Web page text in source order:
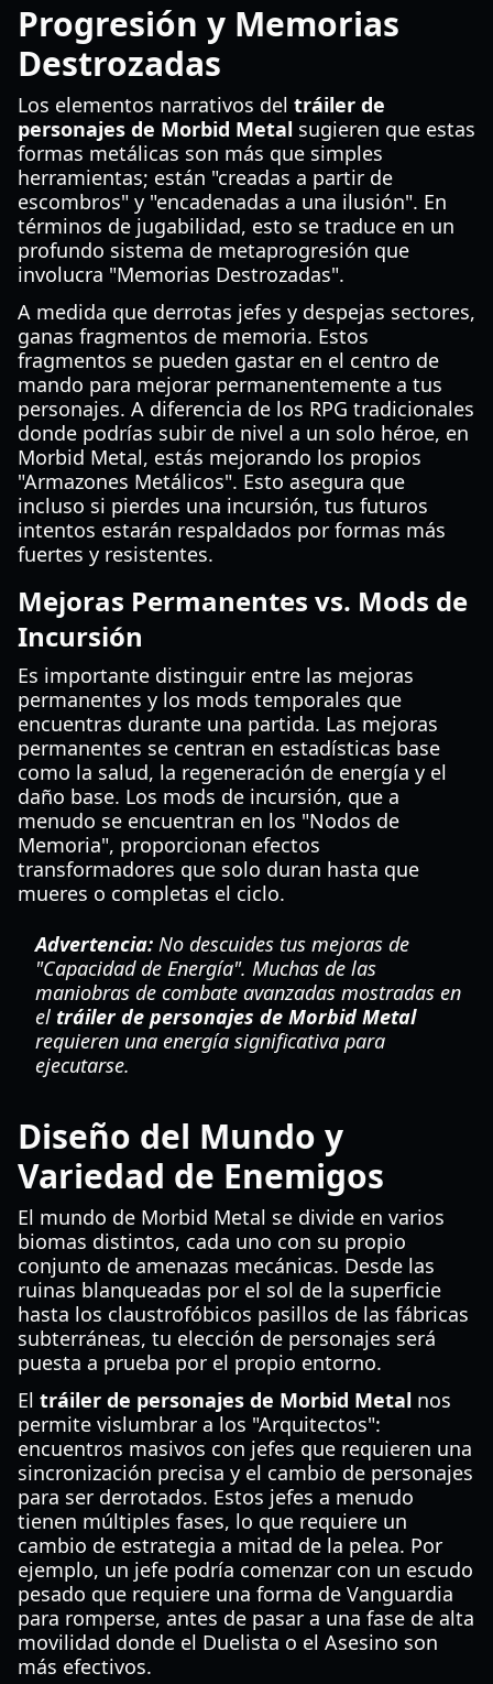
Progresión y Memorias
Destrozadas
Los elementos narrativos del tráiler de
personajes de Morbid Metal sugieren que estas
formas metálicas son más que simples
herramientas; están "creadas a partir de
escombros" y "encadenadas a una ilusión". En
términos de jugabilidad, esto se traduce en un
profundo sistema de metaprogresión que
involucra "Memorias Destrozadas".
A medida que derrotas jefes y despejas sectores,
ganas fragmentos de memoria. Estos
fragmentos se pueden gastar en el centro de
mando para mejorar permanentemente a tus
personajes. A diferencia de los RPG tradicionales
donde podrías subir de nivel a un solo héroe, en
Morbid Metal, estás mejorando los propios
"Armazones Metálicos". Esto asegura que
incluso si pierdes una incursión, tus futuros
intentos estarán respaldados por formas más
fuertes y resistentes.
Mejoras Permanentes vs. Mods de
Incursión
Es importante distinguir entre las mejoras
permanentes y los mods temporales que
encuentras durante una partida. Las mejoras
permanentes se centran en estadísticas base
como la salud, la regeneración de energía y el
daño base. Los mods de incursión, que a
menudo se encuentran en los "Nodos de
Memoria", proporcionan efectos
transformadores que solo duran hasta que
mueres o completas el ciclo.
Advertencia: No descuides tus mejoras de
"Capacidad de Energía". Muchas de las
maniobras de combate avanzadas mostradas en
el tráiler de personajes de Morbid Metal
requieren una energía significativa para
ejecutarse.
Diseño del Mundo y
Variedad de Enemigos
El mundo de Morbid Metal se divide en varios
biomas distintos, cada uno con su propio
conjunto de amenazas mecánicas. Desde las
ruinas blanqueadas por el sol de la superficie
hasta los claustrofóbicos pasillos de las fábricas
subterráneas, tu elección de personajes será
puesta a prueba por el propio entorno.
El tráiler de personajes de Morbid Metal nos
permite vislumbrar a los "Arquitectos":
encuentros masivos con jefes que requieren una
sincronización precisa y el cambio de personajes
para ser derrotados. Estos jefes a menudo
tienen múltiples fases, lo que requiere un
cambio de estrategia a mitad de la pelea. Por
ejemplo, un jefe podría comenzar con un escudo
pesado que requiere una forma de Vanguardia
para romperse, antes de pasar a una fase de alta
movilidad donde el Duelista o el Asesino son
más efectivos.